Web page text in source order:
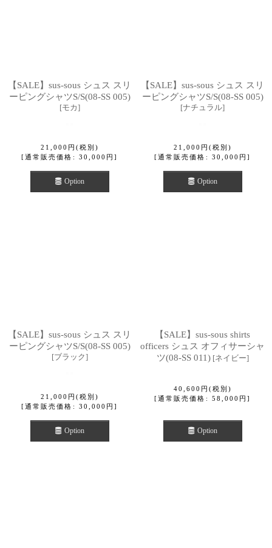
【SALE】sus-sous シュス スリ
ーピングシャツS/S(08-SS 005)
[モカ]
21,000 円 (税別)
[通常販売価格 : 30,000 円 ]
Option
【SALE】sus-sous シュス スリ
ーピングシャツS/S(08-SS 005)
[ナチュラル]
21,000 円 (税別)
[通常販売価格 : 30,000 円 ]
Option
【SALE】sus-sous シュス スリ
ーピングシャツS/S(08-SS 005)
[ブラック]
21,000 円 (税別)
[通常販売価格 : 30,000 円 ]
Option
【SALE】sus-sous shirts
officers シュス オフィサーシャ
ツ(08-SS 011) [ネイビー]
40,600 円 (税別)
[通常販売価格 : 58,000 円 ]
Option